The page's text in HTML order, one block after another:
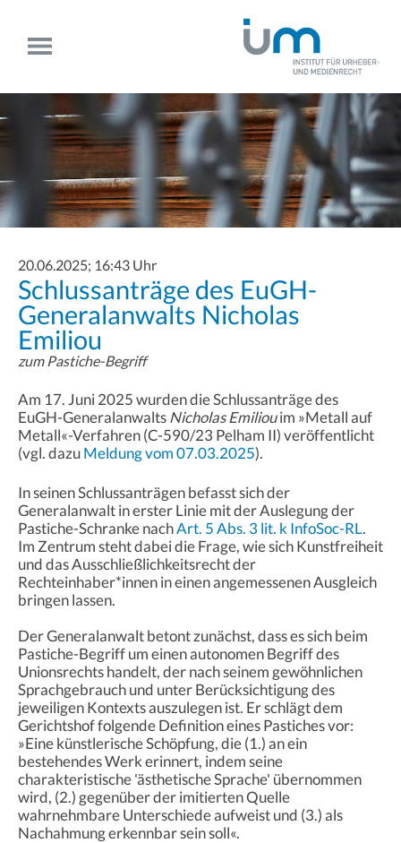
20.06.2025; 16:43 Uhr
Schlussanträge des EuGH-
Generalanwalts Nicholas
Emiliou
zum Pastiche-Begriff
Am 17. Juni 2025 wurden die Schlussanträge des
EuGH-GeneralanwaltsNicholas Emiliouim »Metall auf
Metall«-Verfahren (C-590/23 Pelham II) veröffentlicht
(vgl. dazuMeldung vom 07.03.2025).
In seinen Schlussanträgen befasst sich der
Generalanwalt in erster Linie mit der Auslegung der
Pastiche-Schranke nachArt. 5 Abs. 3 lit. k InfoSoc-RL.
Im Zentrum steht dabei die Frage, wie sich Kunstfreiheit
und das Ausschließlichkeitsrecht der
Rechteinhaber*innen in einen angemessenen Ausgleich
bringen lassen.
Der Generalanwalt betont zunächst, dass es sich beim
Pastiche-Begriff um einen autonomen Begriff des
Unionsrechts handelt, der nach seinem gewöhnlichen
Sprachgebrauch und unter Berücksichtigung des
jeweiligen Kontexts auszulegen ist. Er schlägt dem
Gerichtshof folgende Definition eines Pastiches vor:
»Eine künstlerische Schöpfung, die (1.) an ein
bestehendes Werk erinnert, indem seine
charakteristische 'ästhetische Sprache' übernommen
wird, (2.) gegenüber der imitierten Quelle
wahrnehmbare Unterschiede aufweist und (3.) als
Nachahmung erkennbar sein soll«.